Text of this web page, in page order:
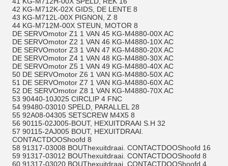
42 KG-M712K-02X GIDS, DE LENTE 8
43 KG-M712L-00X PIGNON, Z 8
44 KG-M712M-00X STEUN, MOTOR 8
DE SERVOmotor Z1 1 VAN 45 KG-M4880-00X AC
DE SERVOmotor Z2 1 VAN 46 KG-M4880-10X AC
DE SERVOmotor Z3 1 VAN 47 KG-M4880-20X AC
DE SERVOmotor Z4 1 VAN 48 KG-M4880-30X AC
DE SERVOmotor Z5 1 VAN 49 KG-M4880-40X AC
50 DE SERVOmotor Z6 1 VAN KG-M4880-50X AC
51 DE SERVOmotor Z7 1 VAN KG-M4880-60X AC
52 DE SERVOmotor Z8 1 VAN KG-M4880-70X AC
53 90440-10J025 CIRCLIP 4 FNC
54 99480-03010 SPELD, PARALLEL 28
55 92A08-04305 SETSCREW M4X5 8
56 90115-02J005-BOUT, HEXUITDRAAI S.H 32
57 90115-2AJ005 BOUT, HEXUITDRAAI.
CONTACTDOOShoofd 8
58 91317-03008 BOUThexuitdraai. CONTACTDOOShoofd 16
59 91317-03012 BOUThexuitdraai. CONTACTDOOShoofd 8
60 91317-03020 BOUThexuitdraai. CONTACTDOOShoofd 4